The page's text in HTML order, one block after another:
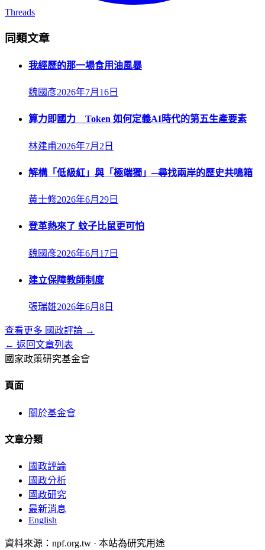
Threads
同類文章
我經歷的那一場食用油風暴
魏國彥2026年7月16日
算力即國力 Token 如何定義AI時代的第五生產要素
林建甫2026年7月2日
解構「低級紅」與「極端獨」─尋找兩岸的歷史共鳴箱
黃士修2026年6月29日
登革熱來了 蚊子比鼠更可怕
魏國彥2026年6月17日
建立保障教師制度
張瑞雄2026年6月8日
查看更多 國政評論 →
← 返回文章列表
國家政策研究基金會
頁面
關於基金會
文章分類
國政評論
國政分析
國政研究
最新消息
English
資料來源：npf.org.tw · 本站為研究用途